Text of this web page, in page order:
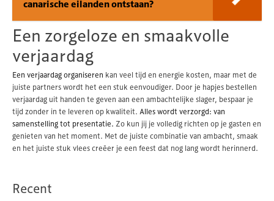
canarische eilanden ontstaan?
Een zorgeloze en smaakvolle
verjaardag
Een verjaardag organiseren kan veel tijd en energie kosten, maar met de
juiste partners wordt het een stuk eenvoudiger. Door je hapjes bestellen
verjaardag uit handen te geven aan een ambachtelijke slager, bespaar je
tijd zonder in te leveren op kwaliteit. Alles wordt verzorgd: van
samenstelling tot presentatie. Zo kun jij je volledig richten op je gasten en
genieten van het moment. Met de juiste combinatie van ambacht, smaak
en het juiste stuk vlees creëer je een feest dat nog lang wordt herinnerd.
Recent